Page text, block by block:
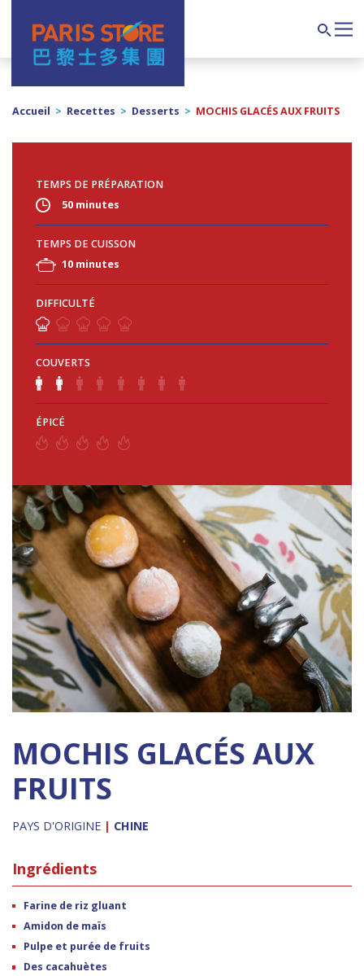
Navigation principale
Accueil > Recettes > Desserts > MOCHIS GLACÉS AUX FRUITS
TEMPS DE PRÉPARATION
50 minutes
TEMPS DE CUISSON
10 minutes
DIFFICULTÉ
COUVERTS
ÉPICÉ
MOCHIS GLACÉS AUX
FRUITS
PAYS D'ORIGINE | CHINE
Ingrédients
Farine de riz gluant
Amidon de maïs
Pulpe et purée de fruits
Des cacahuètes